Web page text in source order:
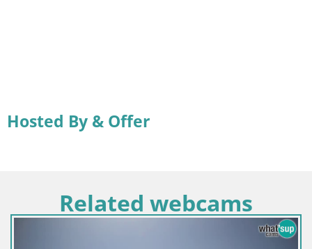
Hosted By & Offer
Related webcams